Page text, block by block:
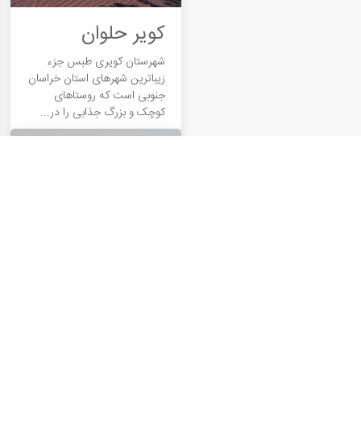
کویر حلوان
شهرستان کویری طبس جزء
زیباترین شهرهای استان خراسان
جنوبی است که روستاهای
کوچک و بزرگ جذابی را در...